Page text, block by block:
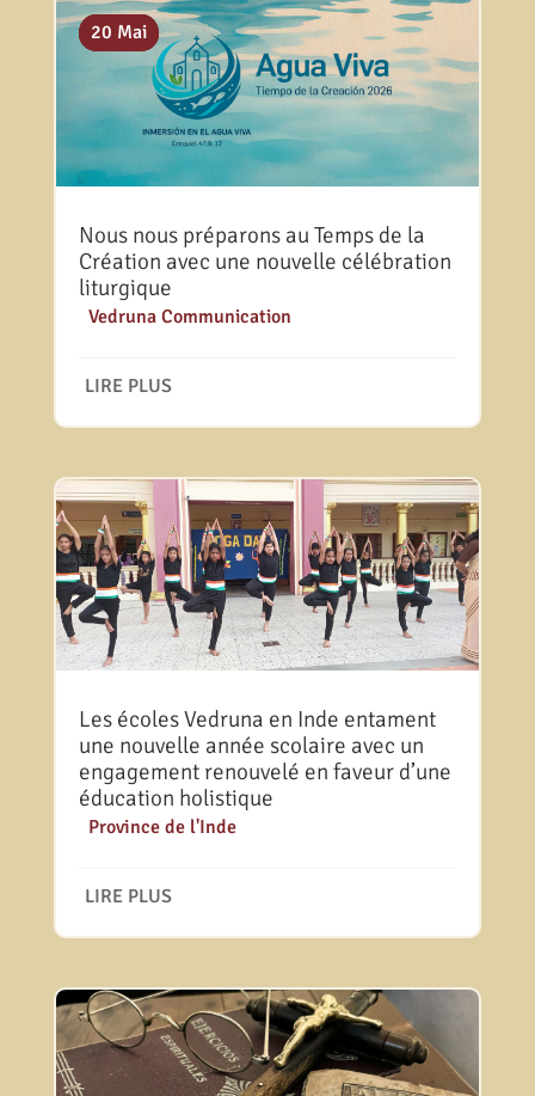
Nous nous préparons au Temps de la
Création avec une nouvelle célébration
liturgique
10 Juil
Vedruna Communication
LIRE PLUS
Les écoles Vedruna en Inde entament
une nouvelle année scolaire avec un
engagement renouvelé en faveur d’une
éducation holistique
02 Juil
Province de l'Inde
LIRE PLUS
20 Mai